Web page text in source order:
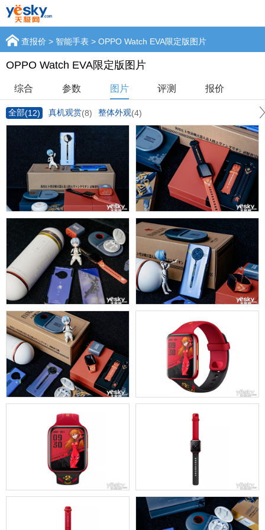
查报价 > 智能手表 > OPPO Watch EVA限定版图片
OPPO Watch EVA限定版图片
综合 参数 图片 评测 报价
全部(12) 真机观赏(8) 整体外观(4)